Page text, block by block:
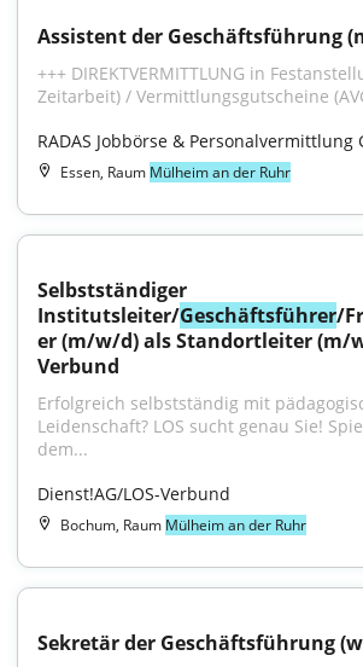
Assistent der Geschäftsführung
+++ DIREKTVERMITTLUNG in
Zeitarbeit) / Vermittlungsgutscheine
RADAS Jobbörse & Personalvermittlung
Essen, Raum Mülheim an der Ruhr
Selbstständiger
Institutsleiter/Geschäftsführer/
er (m/w/d) als Standortleiter (m/
Verbund
Erfolgreich selbstständig mit
Leidenschaft? LOS sucht genau Sie!
dem...
Dienst!AG/LOS-Verbund
Bochum, Raum Mülheim an der Ruhr
Sekretär der Geschäftsführung